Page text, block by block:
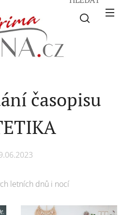
časopisu
letních dnů i nocí